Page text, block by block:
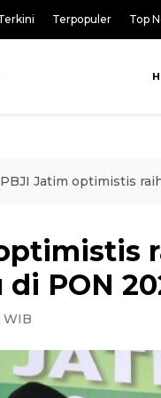
Terpopuler Top
PBJI Jatim optimistis
PON
WIB